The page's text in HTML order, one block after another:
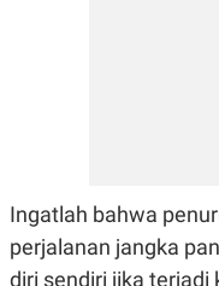
Ingatlah bahwa
perjalanan jangka
diri sendiri jika terjadi